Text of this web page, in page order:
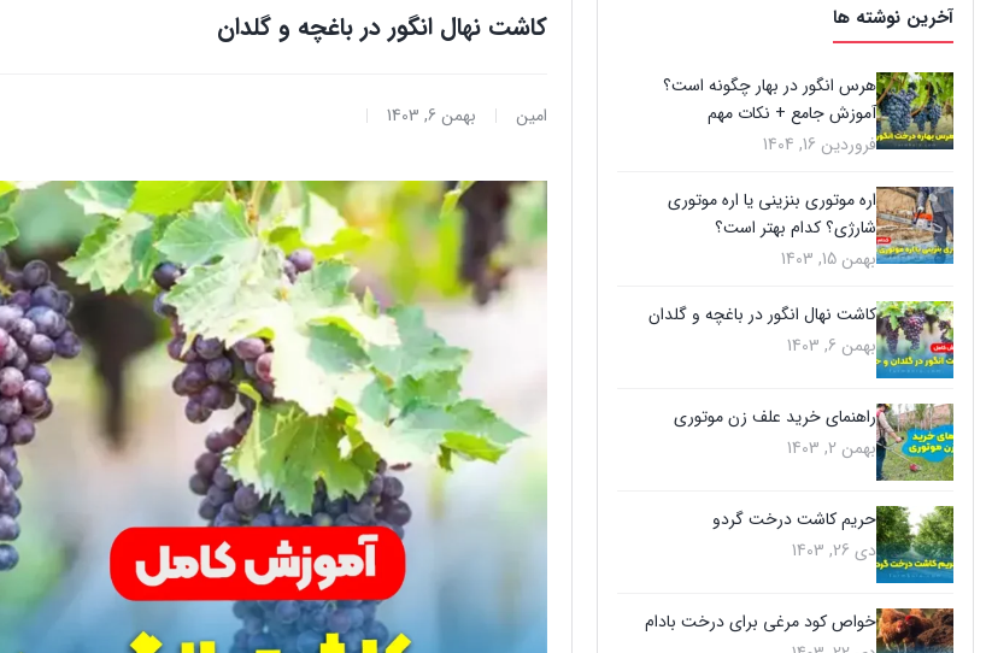
آخرین نوشته ها
هرس انگور در بهار چگونه است؟
آموزش جامع + نکات مهم
فروردین 16, 1404
اره موتوری بنزینی یا اره موتوری
شارژی؟ کدام بهتر است؟
بهمن 15, 1403
کاشت نهال انگور در باغچه و گلدان
بهمن 6, 1403
راهنمای خرید علف زن موتوری
بهمن 2, 1403
حریم کاشت درخت گردو
دی 26, 1403
خواص کود مرغی برای درخت بادام
کاشت نهال انگور در باغچه و گلدان
امین بهمن 6, 1403